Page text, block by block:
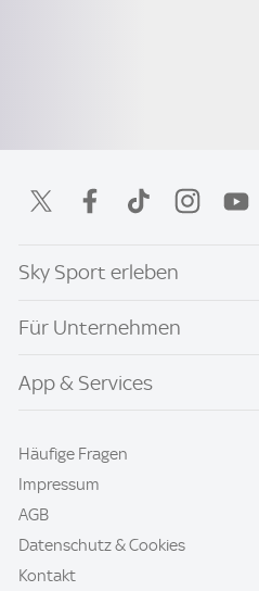
Sky Sport erleben
Für Unternehmen
App & Services
Häufige Fragen
Impressum
AGB
Datenschutz & Cookies
Kontakt